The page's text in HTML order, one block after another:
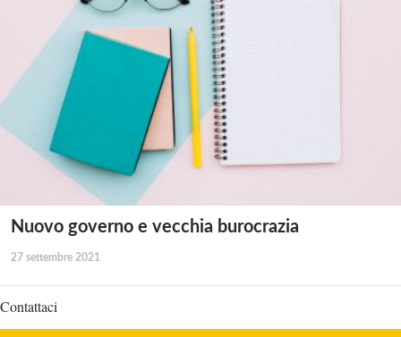
Nuovo governo e vecchia burocrazia
27 settembre 2021
Contattaci